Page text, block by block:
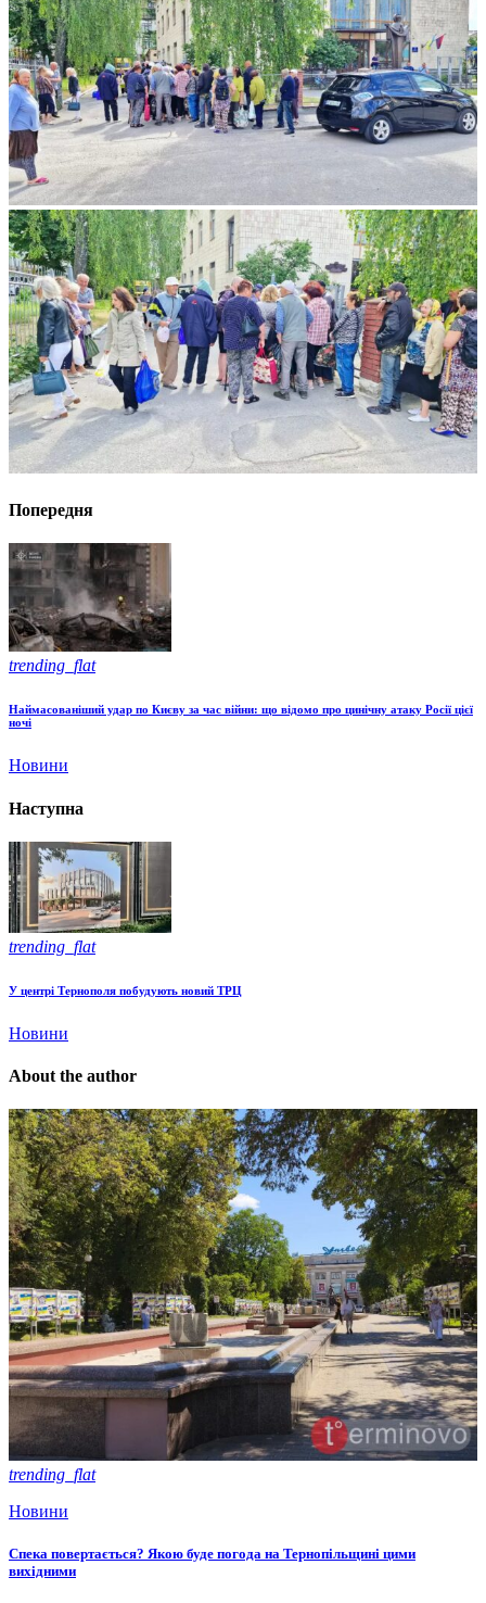
Попередня
trending_flat
Наймасованіший удар по Києву за час війни: що відомо про цинічну атаку Росії цієї
ночі
Новини
Наступна
trending_flat
У центрі Тернополя побудують новий ТРЦ
Новини
About the author
trending_flat
Новини
Спека повертається? Якою буде погода на Тернопільщині цими
вихідними